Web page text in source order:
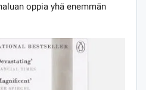
oppia yhä enemmän